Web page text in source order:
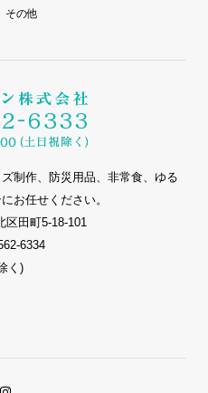
その他
制作、防災用品、非常食、ゆる
お任せください。
区田町5-18-101
6334
く)